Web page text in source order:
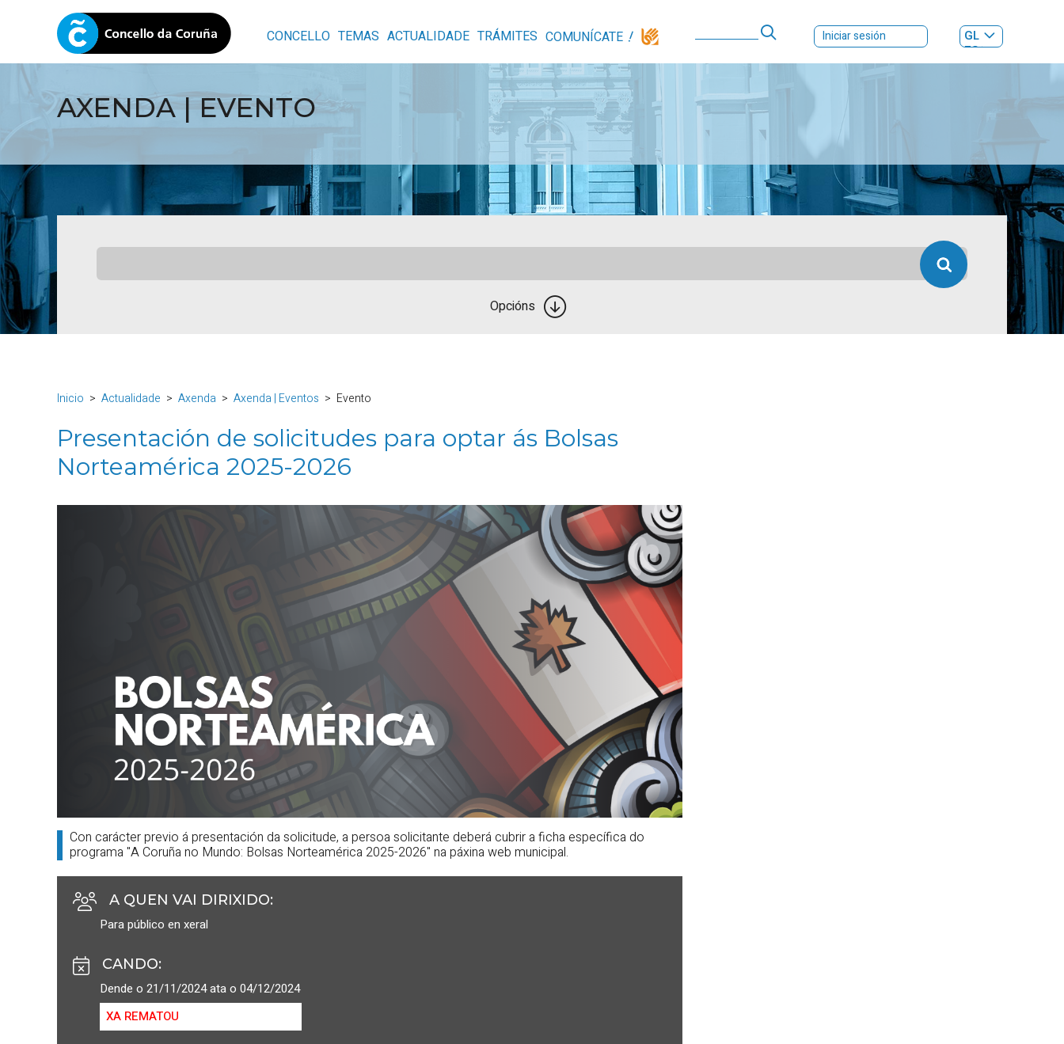
CONCELLO TEMAS ACTUALIDADE TRÁMITES COMUNÍCATE Iniciar sesión
GL
ES|
AXENDA | EVENTO
Opcións
Inicio Actualidade Axenda Axenda | Eventos Evento
Presentación de solicitudes para optar ás Bolsas
Norteamérica 2025-2026
Con carácter previo á presentación da solicitude, a persoa solicitante deberá cubrir a ficha específica do
programa "A Coruña no Mundo: Bolsas Norteamérica 2025-2026" na páxina web municipal.
A QUEN VAI DIRIXIDO:
Para público en xeral
CANDO:
Dende o 21/11/2024 ata o 04/12/2024
XA REMATOU